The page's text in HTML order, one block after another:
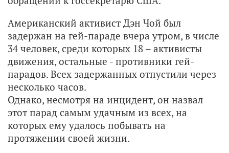
Американский активист Дэн Чой был
задержан на гей-параде вчера утром, в числе
34 человек, среди которых 18 – активисты
движения, остальные - противники гей-
парадов. Всех задержанных отпустили через
несколько часов.
Однако, несмотря на инцидент, он назвал
этот парад самым удачным из всех, на
которых ему удалось побывать на
протяжении своей жизни.